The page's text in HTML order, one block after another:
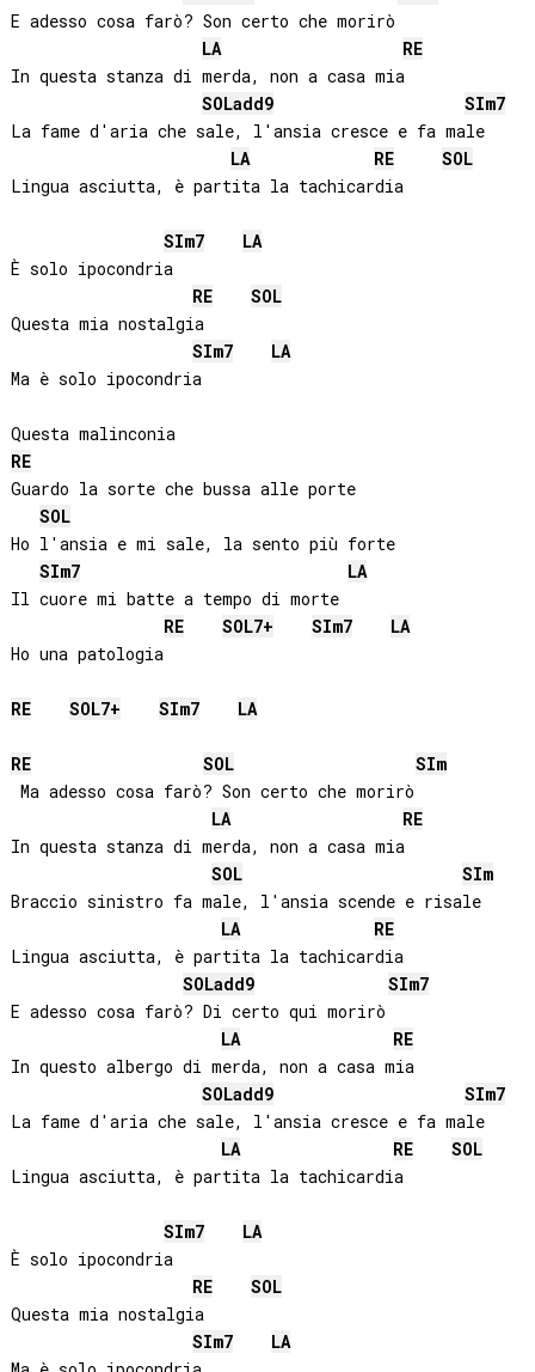
E adesso cosa farò? Son certo che morirò
LA
RE
In questa stanza di merda, non a casa mia
SOLadd9 SIm7
La fame d'aria che sale, l'ansia cresce e fa male
LA
RE
SOL
Lingua asciutta, è partita la tachicardia
SIm7
LA
È solo ipocondria
RE
SOL
Questa mia nostalgia
SIm7
LA
Ma è solo ipocondria
Questa malinconia
RE
Guardo la sorte che bussa alle porte
SOL
Ho l'ansia e mi sale, la sento più forte
SIm7
LA
Il cuore mi batte a tempo di morte
RE
SOL7+ SIm7
LA
Ho una patologia
RE SOL7+ SIm7 LA
RE SOL SIm
Ma adesso cosa farò? Son certo che morirò
LA
RE
In questa stanza di merda, non a casa mia
SOL
SIm
Braccio sinistro fa male, l'ansia scende e risale
LA
RE
Lingua asciutta, è partita la tachicardia
SOLadd9 SIm7
E adesso cosa farò? Di certo qui morirò
LA
RE
In questo albergo di merda, non a casa mia
SOLadd9 SIm7
La fame d'aria che sale, l'ansia cresce e fa male
LA
RE
SOL
Lingua asciutta, è partita la tachicardia
SIm7
LA
È solo ipocondria
RE
SOL
Questa mia nostalgia
SIm7
LA